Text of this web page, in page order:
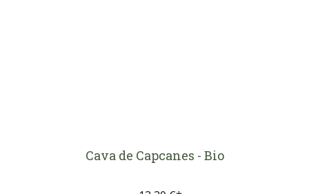
Cava de Capcanes - Bio